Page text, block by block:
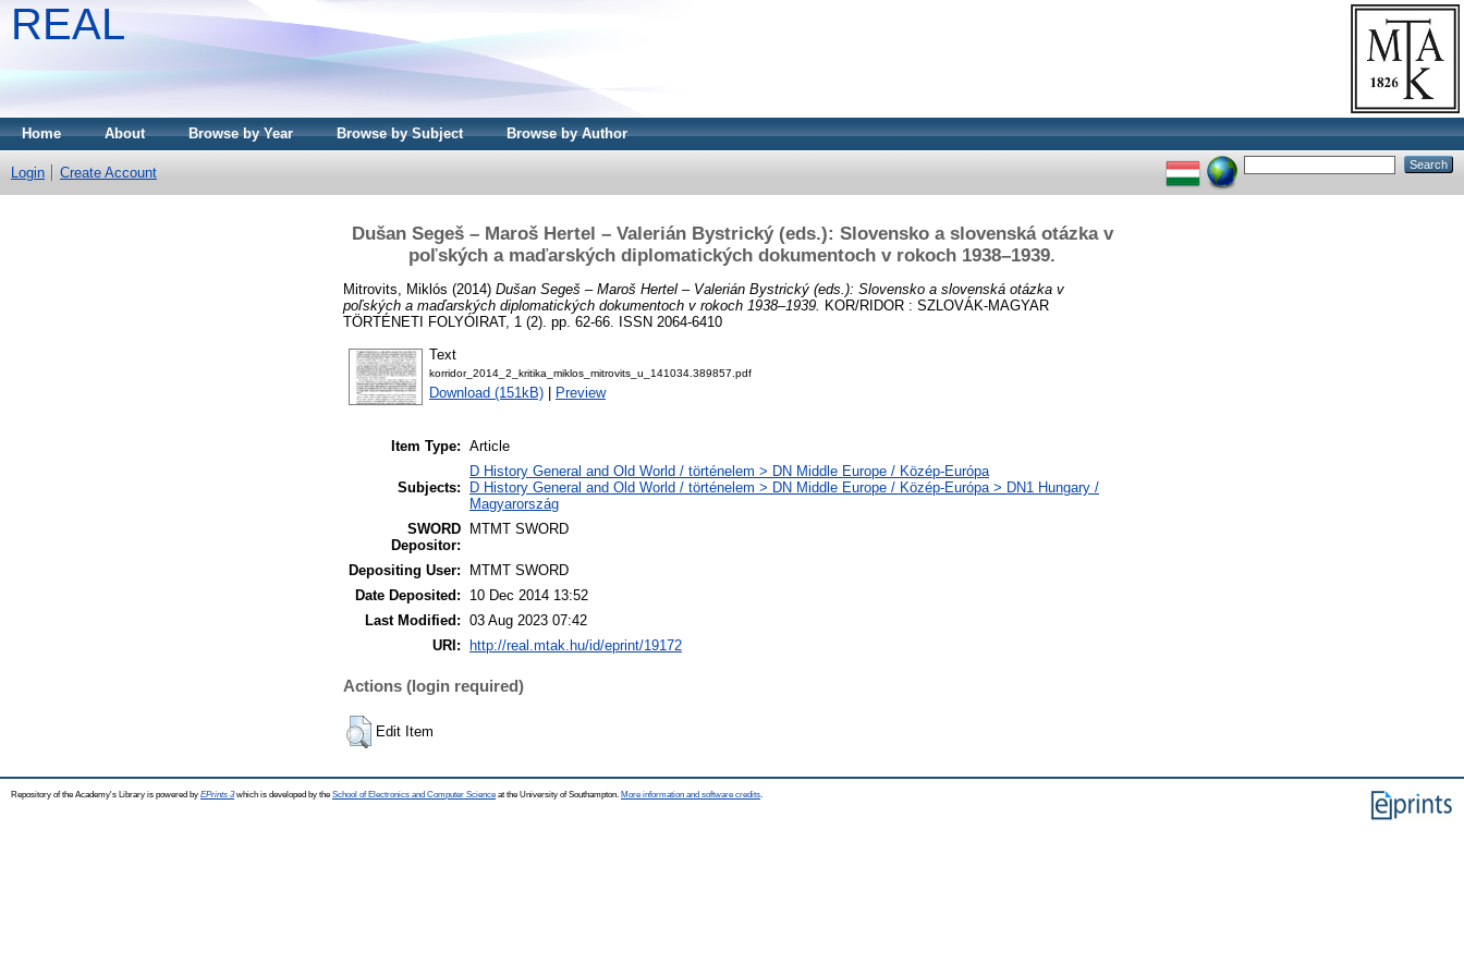
REAL
Home About Browse by Year Browse by Subject Browse by Author
Login Create Account
Dušan Segeš – Maroš Hertel – Valerián Bystrický (eds.): Slovensko a slovenská otázka v
poľských a maďarských diplomatických dokumentoch v rokoch 1938–1939.
Mitrovits, Miklós (2014) Dušan Segeš – Maroš Hertel – Valerián Bystrický (eds.): Slovensko a slovenská otázka v
poľských a maďarských diplomatických dokumentoch v rokoch 1938–1939. KOR/RIDOR : SZLOVÁK-MAGYAR
TÖRTÉNETI FOLYÓIRAT, 1 (2). pp. 62-66. ISSN 2064-6410
Text
korridor_2014_2_kritika_miklos_mitrovits_u_141034.389857.pdf
Download (151kB) Preview
Item Type: Article
Subjects:
D History General and Old World / történelem > DN Middle Europe / Közép-Európa
D History General and Old World / történelem > DN Middle Europe / Közép-Európa > DN1 Hungary /
Magyarország
SWORD
Depositor:
MTMT SWORD
Depositing User:
MTMT SWORD
Date Deposited:
10 Dec 2014 13:52
Last Modified: 03 Aug 2023 07:42
URI:
http://real.mtak.hu/id/eprint/19172
Actions (login required)
Edit Item
Repository of the Academy's Library is powered by EPrints 3which is developed by the School of Electronics and Computer Science at the University of Southampton. More information and software credits